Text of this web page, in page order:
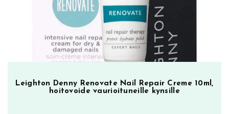
Leighton Denny Renovate Nail Repair Creme 10ml,
hoitovoide vaurioituneille kynsille